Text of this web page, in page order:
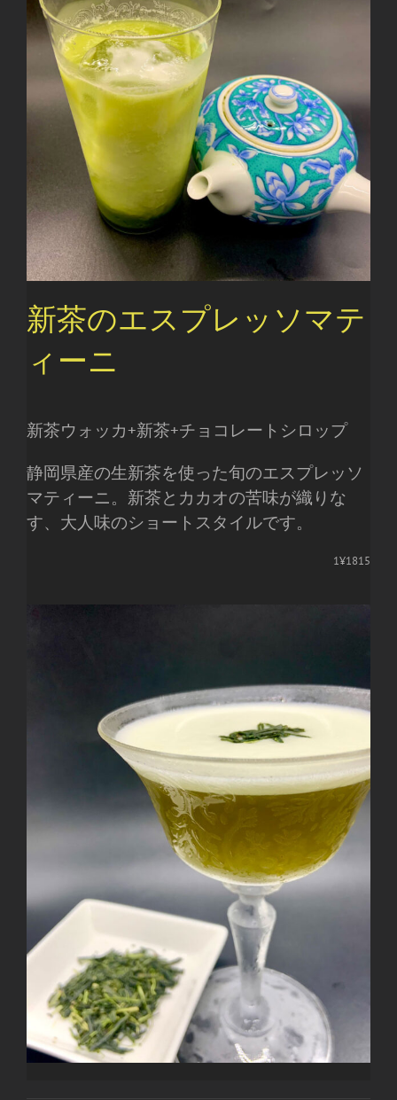
新茶のエスプレッソマテ
ィーニ
新茶ウォッカ+新茶+チョコレートシロップ
静岡県産の生新茶を使った旬のエスプレッソ
マティーニ。新茶とカカオの苦味が織りな
す、大人味のショートスタイルです。
1¥1815